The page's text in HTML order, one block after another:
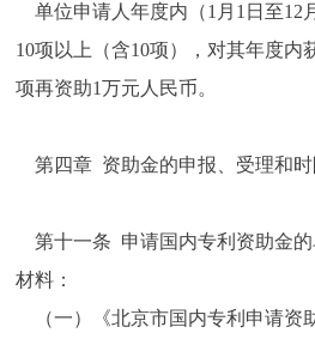
单位申请人年度内（1月1日至12
10项以上（含10项），对其年度内
项再资助1万元人民币。
第四章 资助金的申报、受理和时
第十一条 申请国内专利资助金的
材料：
（一）《北京市国内专利申请资